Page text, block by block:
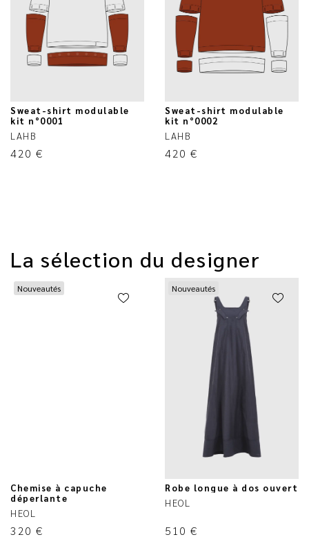
Sweat-shirt modulable
kit n°0001
LAHB
420 €
Sweat-shirt modulable
kit n°0002
LAHB
420 €
La sélection du designer
Nouveautés
Chemise à capuche
déperlante
HEOL
320 €
Nouveautés
Robe longue à dos ouvert
HEOL
510 €